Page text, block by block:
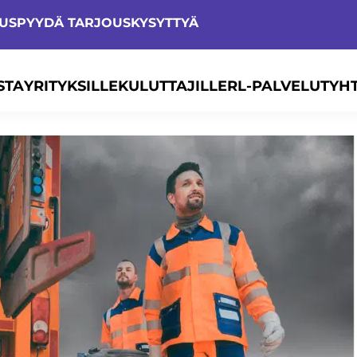
PYYDÄ TARJOUSKYSYTTYÄ
YRITYKSILLEKULUTTAJILLERL-PALVELUT